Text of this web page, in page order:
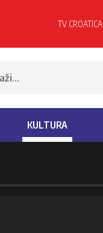
TV CROATICA
KULTURA